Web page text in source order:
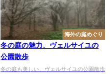
海外の庭めぐり
冬の庭の魅力、ヴェルサイユの
公園散歩
冬の庭も美しい、ヴェルサイユの公園散歩